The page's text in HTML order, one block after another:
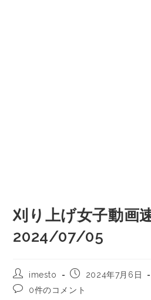
刈り上げ女子動画
2024/07/05
imesto 2024年7月6日
0件のコメント